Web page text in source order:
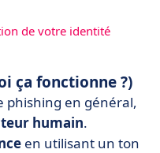
de votre identité
ça fonctionne ?)
phishing en général,
humain.
en utilisant un ton